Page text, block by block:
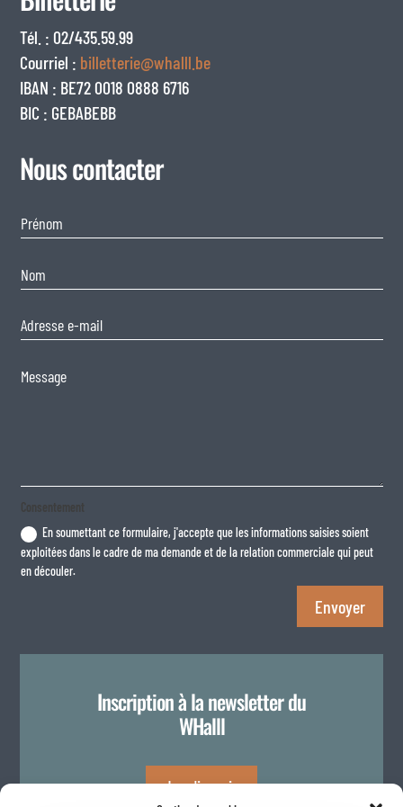
Tél. : 02/435.59.99
Courriel : billetterie@whalll.be
IBAN : BE72 0018 0888 6716
BIC : GEBABEBB
Nous contacter
Consentement
En soumettant ce formulaire, j'accepte que les informations saisies soient
exploitées dans le cadre de ma demande et de la relation commerciale qui peut
en découler.
Envoyer
Inscription à la newsletter du
WHalll
Je m'inscris